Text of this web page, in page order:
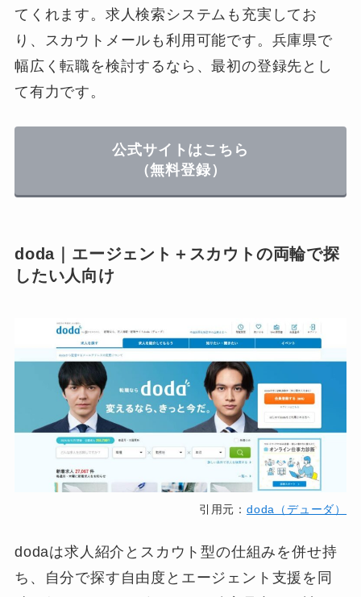
てくれます。求人検索システムも充実してお
り、スカウトメールも利用可能です。兵庫県で
幅広く転職を検討するなら、最初の登録先とし
て有力です。
公式サイトはこちら
（無料登録）
doda｜エージェント＋スカウトの両輪で探
したい人向け
引用元：doda（デューダ）
dodaは求人紹介とスカウト型の仕組みを併せ持
ち、自分で探す自由度とエージェント支援を同